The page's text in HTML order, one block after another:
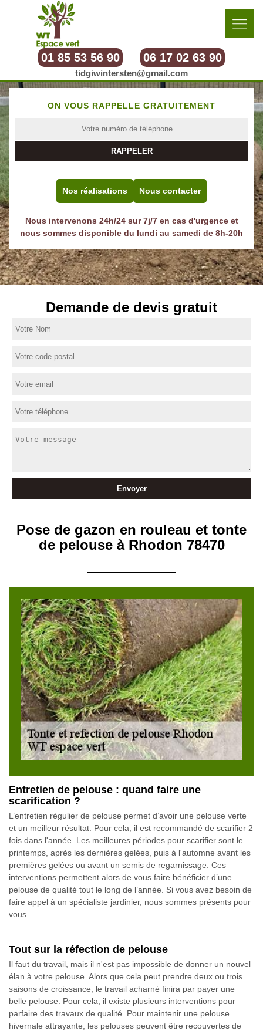
01 85 53 56 90 06 17 02 63 90
tidgiwintersten@gmail.com
ON VOUS RAPPELLE GRATUITEMENT
Nos réalisations Nous contacter
Nous intervenons 24h/24 sur 7j/7 en cas d'urgence et
nous sommes disponible du lundi au samedi de 8h-20h
Demande de devis gratuit
Pose de gazon en rouleau et tonte
de pelouse à Rhodon 78470
Entretien de pelouse : quand faire une
scarification ?
L’entretien régulier de pelouse permet d’avoir une pelouse verte
et un meilleur résultat. Pour cela, il est recommandé de scarifier 2
fois dans l'année. Les meilleures périodes pour scarifier sont le
printemps, après les dernières gelées, puis à l'automne avant les
premières gelées ou avant un semis de regarnissage. Ces
interventions permettent alors de vous faire bénéficier d’une
pelouse de qualité tout le long de l’année. Si vous avez besoin de
faire appel à un spécialiste jardinier, nous sommes présents pour
vous.
Tout sur la réfection de pelouse
Il faut du travail, mais il n'est pas impossible de donner un nouvel
élan à votre pelouse. Alors que cela peut prendre deux ou trois
saisons de croissance, le travail acharné finira par payer une
belle pelouse. Pour cela, il existe plusieurs interventions pour
parfaire des travaux de qualité. Pour maintenir une pelouse
hivernale attrayante, les pelouses peuvent être recouvertes de